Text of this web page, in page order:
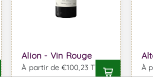
Alion - Vin Rouge
À partir de €100,23 TTC À